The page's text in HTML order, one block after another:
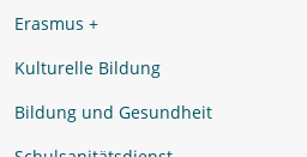
Erasmus +
Kulturelle Bildung
Bildung und Gesundheit